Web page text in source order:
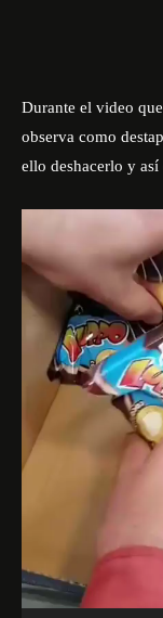
Durante el video
observa como
ello deshacerlo y
e
e
v